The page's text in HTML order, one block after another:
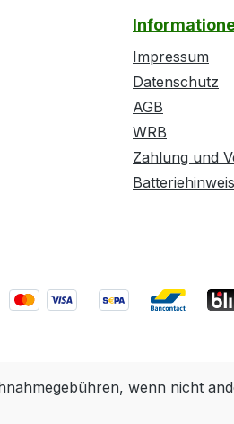
Impressum
Datenschutz
AGB
WRB
Zahlung und
Batteriehinweis
wenn nicht